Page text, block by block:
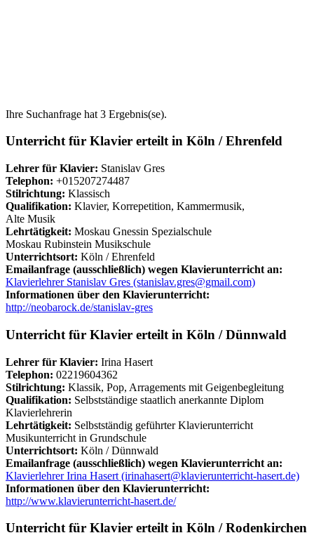
Ihre Suchanfrage hat 3 Ergebnis(se).
Unterricht für Klavier erteilt in Köln / Ehrenfeld
Lehrer für Klavier: Stanislav Gres
Telephon: +015207274487
Stilrichtung: Klassisch
Qualifikation: Klavier, Korrepetition, Kammermusik,
Alte Musik
Lehrtätigkeit: Moskau Gnessin Spezialschule
Moskau Rubinstein Musikschule
Unterrichtsort: Köln / Ehrenfeld
Emailanfrage (ausschließlich) wegen Klavierunterricht an:
Klavierlehrer Stanislav Gres (stanislav.gres@gmail.com)
Informationen über den Klavierunterricht:
http://neobarock.de/stanislav-gres
Unterricht für Klavier erteilt in Köln / Dünnwald
Lehrer für Klavier: Irina Hasert
Telephon: 02219604362
Stilrichtung: Klassik, Pop, Arragements mit Geigenbegleitung
Qualifikation: Selbstständige staatlich anerkannte Diplom
Klavierlehrerin
Lehrtätigkeit: Selbstständig geführter Klavierunterricht
Musikunterricht in Grundschule
Unterrichtsort: Köln / Dünnwald
Emailanfrage (ausschließlich) wegen Klavierunterricht an:
Klavierlehrer Irina Hasert (irinahasert@klavierunterricht-hasert.de)
Informationen über den Klavierunterricht:
http://www.klavierunterricht-hasert.de/
Unterricht für Klavier erteilt in Köln / Rodenkirchen